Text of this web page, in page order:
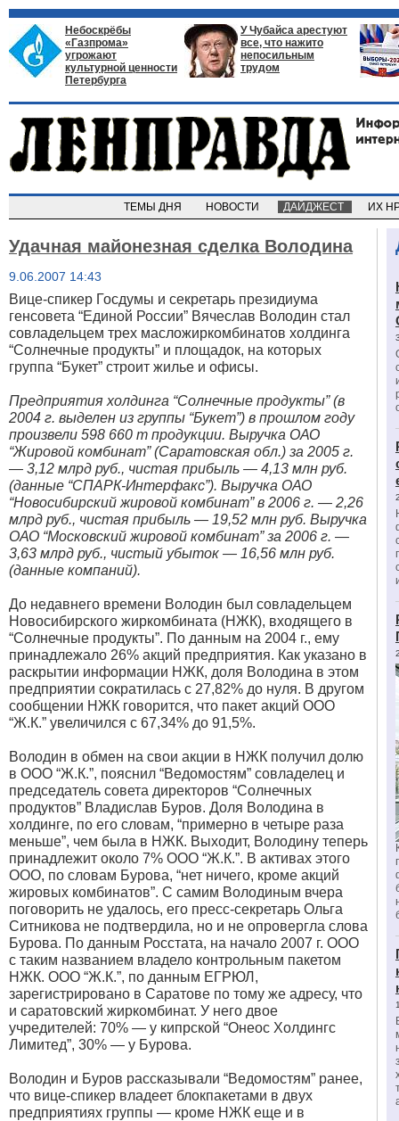
Небоскрёбы
«Газпрома»
угрожают
культурной ценности
Петербурга
У Чубайса арестуют
все, что нажито
непосильным
трудом
ТЕМЫ ДНЯ НОВОСТИ ДАЙДЖЕСТ ИХ
Удачная майонезная сделка Володина
9.06.2007 14:43
Вице-спикер Госдумы и секретарь президиума
генсовета “Единой России” Вячеслав Володин стал
совладельцем трех масложиркомбинатов холдинга
“Солнечные продукты” и площадок, на которых
группа “Букет” строит жилье и офисы.
Предприятия холдинга “Солнечные продукты” (в
2004 г. выделен из группы “Букет”) в прошлом году
произвели 598 660 т продукции. Выручка ОАО
“Жировой комбинат” (Саратовская обл.) за 2005 г.
— 3,12 млрд руб., чистая прибыль — 4,13 млн руб.
(данные “СПАРК-Интерфакс”). Выручка ОАО
“Новосибирский жировой комбинат” в 2006 г. — 2,26
млрд руб., чистая прибыль — 19,52 млн руб. Выручка
ОАО “Московский жировой комбинат” за 2006 г. —
3,63 млрд руб., чистый убыток — 16,56 млн руб.
(данные компаний).
До недавнего времени Володин был совладельцем
Новосибирского жиркомбината (НЖК), входящего в
“Солнечные продукты”. По данным на 2004 г., ему
принадлежало 26% акций предприятия. Как указано в
раскрытии информации НЖК, доля Володина в этом
предприятии сократилась с 27,82% до нуля. В другом
сообщении НЖК говорится, что пакет акций ООО
“Ж.К.” увеличился с 67,34% до 91,5%.
Володин в обмен на свои акции в НЖК получил долю
в ООО “Ж.К.”, пояснил “Ведомостям” совладелец и
председатель совета директоров “Солнечных
продуктов” Владислав Буров. Доля Володина в
холдинге, по его словам, “примерно в четыре раза
меньше”, чем была в НЖК. Выходит, Володину теперь
принадлежит около 7% ООО “Ж.К.”. В активах этого
ООО, по словам Бурова, “нет ничего, кроме акций
жировых комбинатов”. С самим Володиным вчера
поговорить не удалось, его пресс-секретарь Ольга
Ситникова не подтвердила, но и не опровергла слова
Бурова. По данным Росстата, на начало 2007 г. ООО
с таким названием владело контрольным пакетом
НЖК. ООО “Ж.К.”, по данным ЕГРЮЛ,
зарегистрировано в Саратове по тому же адресу, что
и саратовский жиркомбинат. У него двое
учредителей: 70% — у кипрской “Онеос Холдингс
Лимитед”, 30% — у Бурова.
Володин и Буров рассказывали “Ведомостям” ранее,
что вице-спикер владеет блокпакетами в двух
предприятиях группы — кроме НЖК еще и в